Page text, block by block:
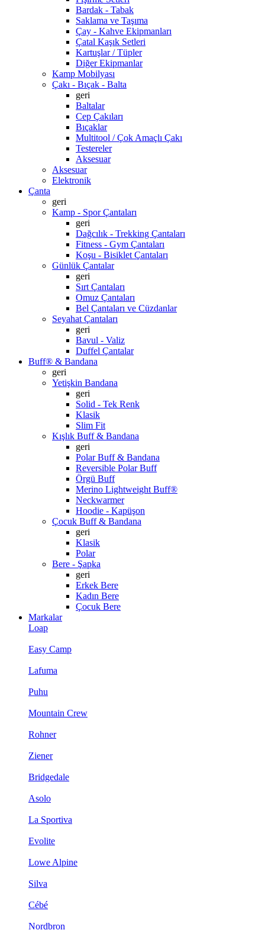
Bardak - Tabak
Saklama ve Taşıma
Çay - Kahve Ekipmanları
Çatal Kaşık Setleri
Kartuşlar / Tüpler
Diğer Ekipmanlar
Kamp Mobilyası
Çakı - Bıçak - Balta
geri
Baltalar
Cep Çakıları
Bıçaklar
Multitool / Çok Amaçlı Çakı
Testereler
Aksesuar
Aksesuar
Elektronik
Çanta
geri
Kamp - Spor Çantaları
geri
Dağcılık - Trekking Çantaları
Fitness - Gym Çantaları
Koşu - Bisiklet Çantaları
Günlük Çantalar
geri
Sırt Çantaları
Omuz Çantaları
Bel Çantaları ve Cüzdanlar
Seyahat Çantaları
geri
Bavul - Valiz
Duffel Çantalar
Buff® & Bandana
geri
Yetişkin Bandana
geri
Solid - Tek Renk
Klasik
Slim Fit
Kışlık Buff & Bandana
geri
Polar Buff & Bandana
Reversible Polar Buff
Örgü Buff
Merino Lightweight Buff®
Neckwarmer
Hoodie - Kapüşon
Çocuk Buff & Bandana
geri
Klasik
Polar
Bere - Şapka
geri
Erkek Bere
Kadın Bere
Çocuk Bere
Markalar
Loap
Easy Camp
Lafuma
Puhu
Mountain Crew
Rohner
Ziener
Bridgedale
Asolo
La Sportiva
Evolite
Lowe Alpine
Silva
Cébé
Nordbron